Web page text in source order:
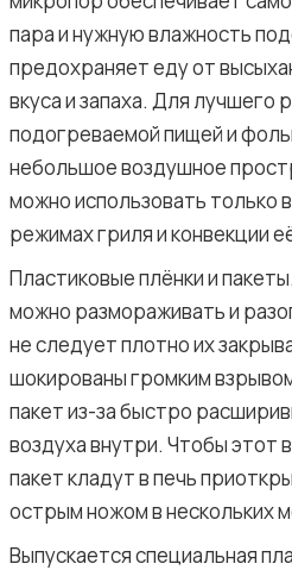
пара и нужную влажность
предохраняет еду от
вкуса и запаха. Для лучшего
подогреваемой пищей и
небольшое воздушное
можно использовать только
режимах гриля и конвекции
Пластиковые плёнки и
можно размораживать и
не следует плотно их
шокированы громким
пакет из-за быстро
воздуха внутри. Чтобы этот
пакет кладут в печь
острым ножом в нескольких
Выпускается специальная